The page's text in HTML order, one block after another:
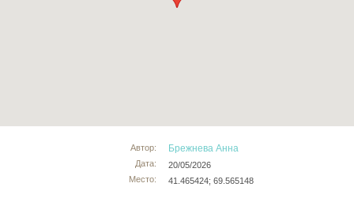
Автор:
Дата:
Место:
Брежнева Анна
20/05/2026
41.465424; 69.565148